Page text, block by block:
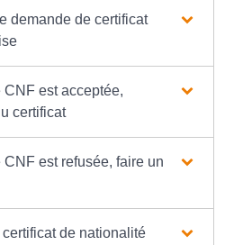
demande de certificat
est acceptée,
certificat
est refusée, faire un
de nationalité